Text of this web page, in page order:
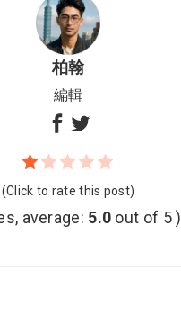
柏翰
編輯
(Click to rate this post)
average: 5.0 out of 5 )